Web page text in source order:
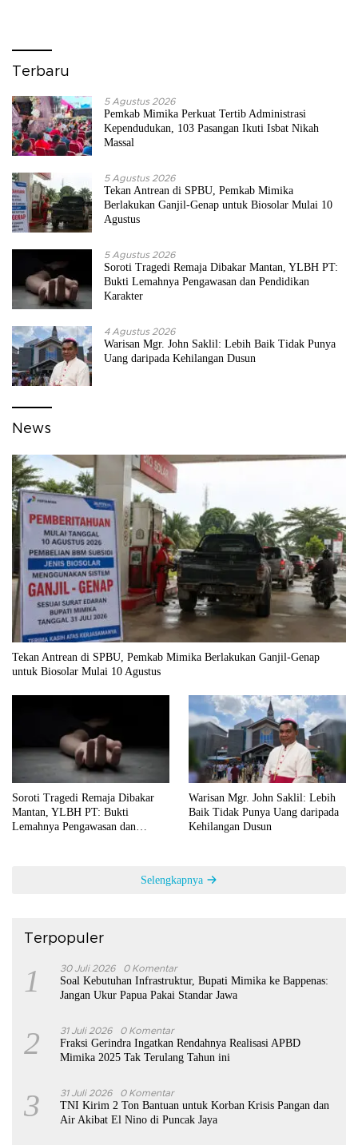
Terbaru
5 Agustus 2026
Pemkab Mimika Perkuat Tertib Administrasi
Kependudukan, 103 Pasangan Ikuti Isbat Nikah
Massal
5 Agustus 2026
Tekan Antrean di SPBU, Pemkab Mimika
Berlakukan Ganjil-Genap untuk Biosolar Mulai 10
Agustus
5 Agustus 2026
Soroti Tragedi Remaja Dibakar Mantan, YLBH PT:
Bukti Lemahnya Pengawasan dan Pendidikan
Karakter
4 Agustus 2026
Warisan Mgr. John Saklil: Lebih Baik Tidak Punya
Uang daripada Kehilangan Dusun
News
Tekan Antrean di SPBU, Pemkab Mimika Berlakukan Ganjil-Genap
untuk Biosolar Mulai 10 Agustus
Soroti Tragedi Remaja Dibakar
Mantan, YLBH PT: Bukti
Lemahnya Pengawasan dan
Warisan Mgr. John Saklil: Lebih
Baik Tidak Punya Uang daripada
Kehilangan Dusun
Selengkapnya
Terpopuler
1 30 Juli 2026 0 Komentar
Soal Kebutuhan Infrastruktur, Bupati Mimika ke Bappenas:
Jangan Ukur Papua Pakai Standar Jawa
2 31 Juli 2026 0 Komentar
Fraksi Gerindra Ingatkan Rendahnya Realisasi APBD
Mimika 2025 Tak Terulang Tahun ini
3 31 Juli 2026 0 Komentar
TNI Kirim 2 Ton Bantuan untuk Korban Krisis Pangan dan
Air Akibat El Nino di Puncak Jaya